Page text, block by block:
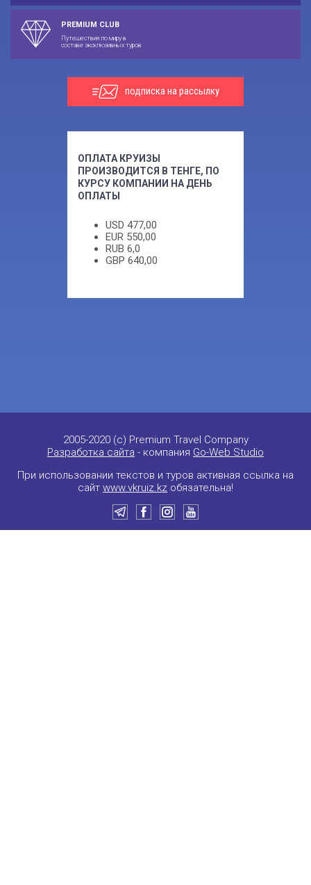
PREMIUM CLUB
Путешествия по миру в
составе эксклюзивных туров
подписка на рассылку
ОПЛАТА КРУИЗЫ
ПРОИЗВОДИТСЯ В ТЕНГЕ, ПО
КУРСУ КОМПАНИИ НА ДЕНЬ
ОПЛАТЫ
USD 477,00
EUR 550,00
RUB 6,0
GBP 640,00
2005-2020 (c) Premium Travel Company
Разработка сайта - компания Go-Web Studio
При использовании текстов и туров активная ссылка на
сайт www.vkruiz.kz обязательна!